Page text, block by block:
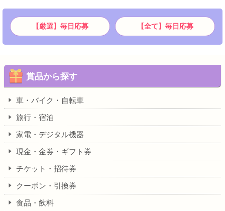
【厳選】毎日応募 【全て】毎日応募
賞品から探す
車・バイク・自転車
旅行・宿泊
家電・デジタル機器
現金・金券・ギフト券
チケット・招待券
クーポン・引換券
食品・飲料